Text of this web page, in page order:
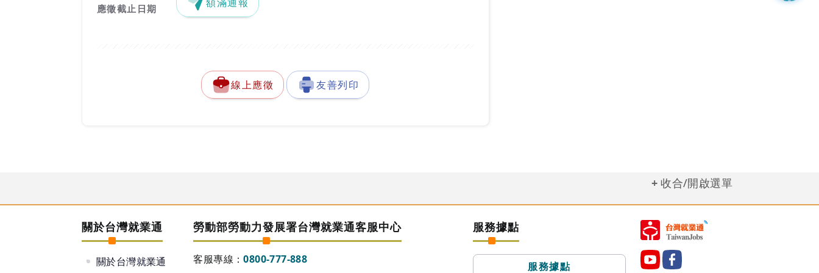
應徵截止日期
線上應徵 友善列印
收合/開啟選單
關於台灣就業通
關於台灣就業通
勞動部勞動力發展署台灣就業通客服中心
客服專線：0800-777-888
服務據點
服務據點